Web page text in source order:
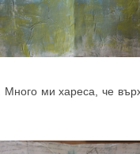
ми хареса, че